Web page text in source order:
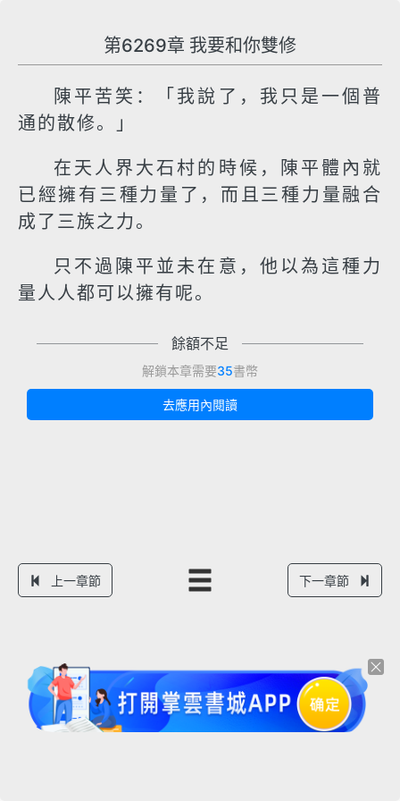
第6269章 我要和你雙修
陳平苦笑：「我說了，我只是一個普
通的散修。」
在天人界大石村的時候，陳平體內就
已經擁有三種力量了，而且三種力量融合
成了三族之力。
只不過陳平並未在意，他以為這種力
量人人都可以擁有呢。
餘額不足
解鎖本章需要35書幣
去應用內閱讀
上一章節 下一章節